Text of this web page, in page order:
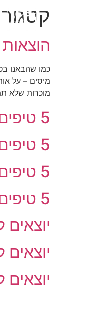
כמו שהבאנו
מיסים – על
מוכרות שלא
5 טיפים להתחיל את שנת הכספים ברגל ימין 4#
5 טיפים להתחיל את שנת הכספים ברגל ימין 3#
5 טיפים להתחיל את שנת הכספים ברגל ימין 2#
5 טיפים להתחיל את שנת הכספים ברגל ימין 1#
יוצאים
יוצאים
יוצאים